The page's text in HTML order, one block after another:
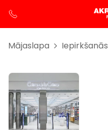
Mājaslapa Iepirkšanās